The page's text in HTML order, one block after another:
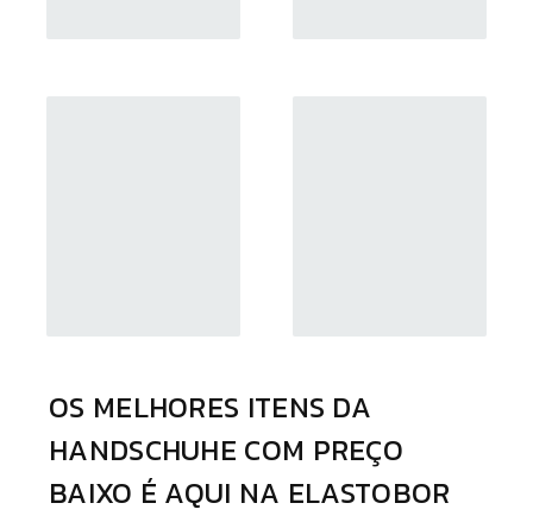
OS MELHORES ITENS DA
HANDSCHUHE COM PREÇO
BAIXO É AQUI NA ELASTOBOR